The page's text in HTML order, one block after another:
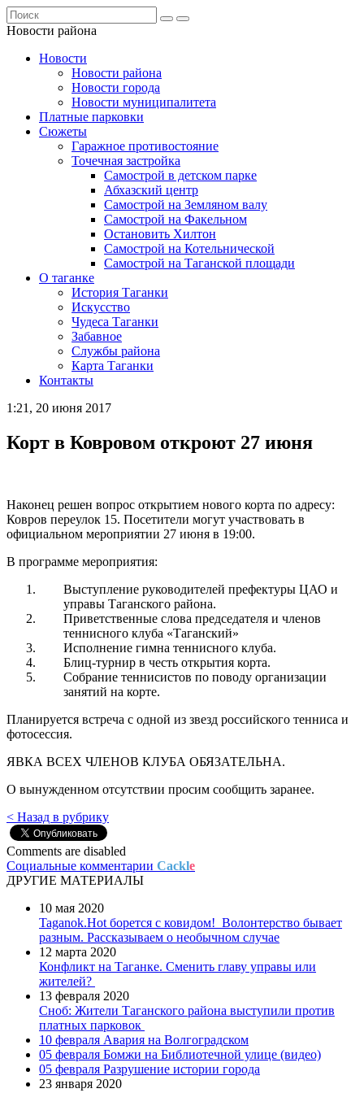
Новости района
Новости
Новости района
Новости города
Новости муниципалитета
Платные парковки
Сюжеты
Гаражное противостояние
Точечная застройка
Самострой в детском парке
Абхазский центр
Самострой на Земляном валу
Самострой на Факельном
Остановить Хилтон
Самострой на Котельнической
Самострой на Таганской площади
О таганке
История Таганки
Искусство
Чудеса Таганки
Забавное
Службы района
Карта Таганки
Контакты
1:21, 20 июня 2017
Корт в Ковровом откроют 27 июня
Наконец решен вопрос открытием нового корта по адресу:
Ковров переулок 15. Посетители могут участвовать в
официальном мероприятии 27 июня в 19:00.
В программе мероприятия:
Выступление руководителей префектуры ЦАО и
управы Таганского района.
Приветственные слова председателя и членов
теннисного клуба «Таганский»
Исполнение гимна теннисного клуба.
Блиц-турнир в честь открытия корта.
Собрание теннисистов по поводу организации
занятий на корте.
Планируется встреча с одной из звезд российского тенниса и
фотосессия.
ЯВКА ВСЕХ ЧЛЕНОВ КЛУБА ОБЯЗАТЕЛЬНА.
О вынужденном отсутствии просим сообщить заранее.
< Назад в рубрику
Comments are disabled
Социальные комментарии Cackle
ДРУГИЕ МАТЕРИАЛЫ
10 мая 2020
Taganok.Hot борется с ковидом! Волонтерство бывает
разным. Рассказываем о необычном случае
12 марта 2020
Конфликт на Таганке. Сменить главу управы или
жителей?
13 февраля 2020
Сноб: Жители Таганского района выступили против
платных парковок
10 февраля Авария на Волгоградском
05 февраля Бомжи на Библиотечной улице (видео)
05 февраля Разрушение истории города
23 января 2020